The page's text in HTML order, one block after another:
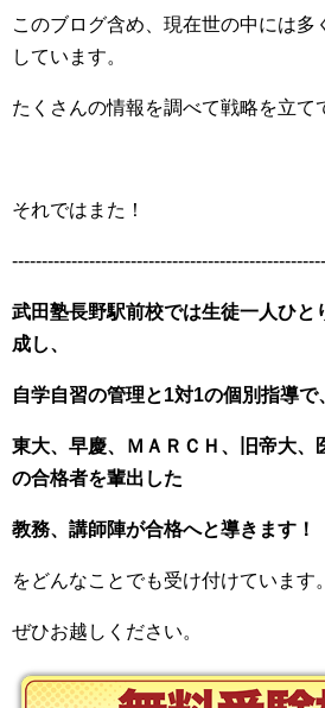
このブログ含め、現在世の中には多
しています。
たくさんの情報を調べて戦略を立て
それではまた！
武田塾長野駅前校では生徒一人ひと
成し、
自学自習の管理と1対1の個別指導で
東大、早慶、ＭＡＲＣＨ、旧帝大、
の合格者を輩出した
教務、講師陣が合格へと導きます！
をどんなことでも受け付けています。
ぜひお越しください。